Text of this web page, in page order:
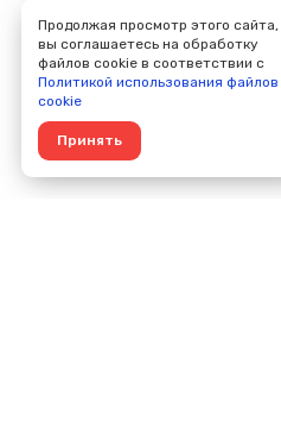
Продолжая просмотр этого сайта,
вы соглашаетесь на обработку
файлов cookie в соответствии с
Политикой использования файлов
cookie
Принять